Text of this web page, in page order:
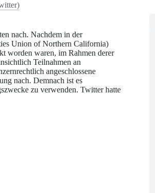
nach. Nachdem in der
Union of Northern California)
worden waren, im Rahmen derer
Teilnahmen an
angeschlossene
nach. Demnach ist es
zu verwenden. Twitter hatte